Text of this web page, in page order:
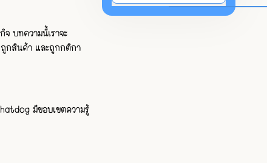
บทความนี้เราจะ
กสินค้า และถูกกติกา
มีขอบเขตความรู้